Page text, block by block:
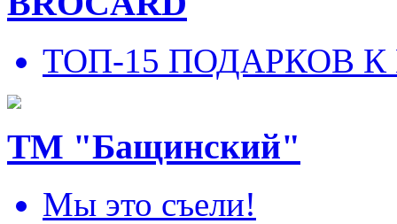
ТОП-15 ПОДАРКОВ
ТМ "Бащинский"
Мы это съели!